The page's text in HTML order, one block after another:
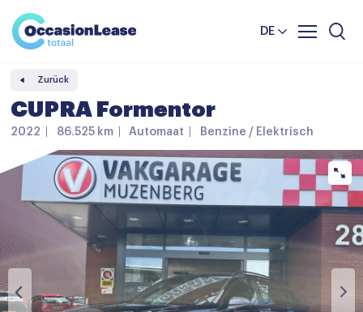
DE
Unternehmer
Nachrichten und tipps
Häufig gestellte Fragen
Komparator
Zurück
CUPRA Formentor
2022 86.525 km Automaat Benzine / Elektrisch